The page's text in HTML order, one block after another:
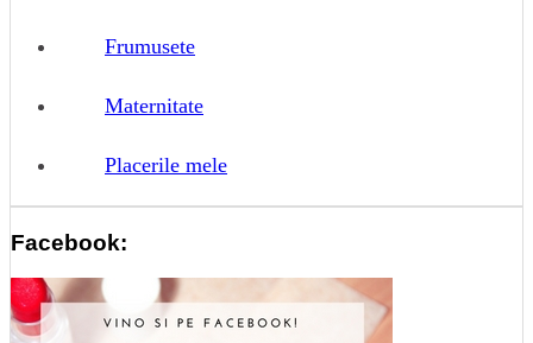
Frumusete
Maternitate
Placerile mele
Facebook: